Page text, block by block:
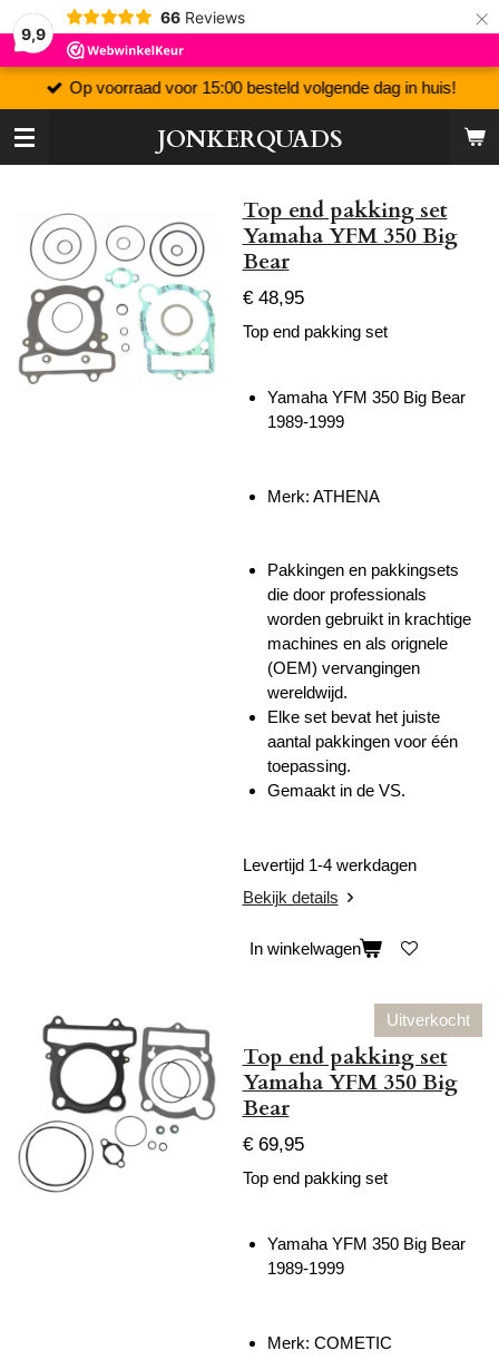
9,9
66 Reviews ×
JONKERQUADS
Op voorraad voor 15:00 besteld volgende dag in huis!
Top end pakking set
Yamaha YFM 350 Big
Bear
€ 48,95
Top end pakking set
Yamaha YFM 350 Big Bear
1989-1999
Merk: ATHENA
Pakkingen en pakkingsets
die door professionals
worden gebruikt in krachtige
machines en als orignele
(OEM) vervangingen
wereldwijd.
Elke set bevat het juiste
aantal pakkingen voor één
toepassing.
Gemaakt in de VS.
Levertijd 1-4 werkdagen
Bekijk details
In winkelwagen
Uitverkocht
Top end pakking set
Yamaha YFM 350 Big
Bear
€ 69,95
Top end pakking set
Yamaha YFM 350 Big Bear
1989-1999
Merk: COMETIC